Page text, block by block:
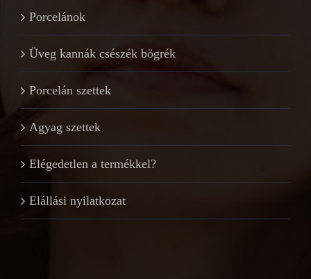
Porcelánok
Üveg kannák csészék bögrék
Porcelán szettek
Agyag szettek
Elégedetlen a termékkel?
Elállási nyilatkozat